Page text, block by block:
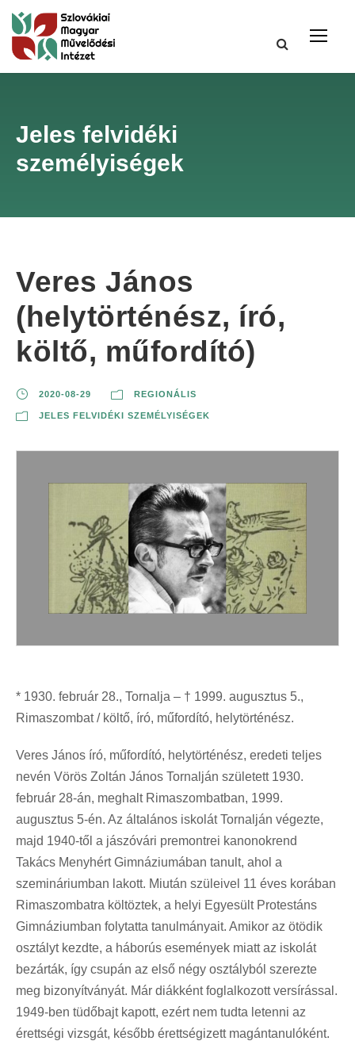
Jeles felvidéki
személyiségek
Veres János
(helytörténész, író,
költő, műfordító)
2020-08-29 REGIONÁLIS
JELES FELVIDÉKI SZEMÉLYISÉGEK
* 1930. február 28., Tornalja – † 1999. augusztus 5.,
Rimaszombat / költő, író, műfordító, helytörténész.
Veres János író, műfordító, helytörténész, eredeti teljes
nevén Vörös Zoltán János Tornalján született 1930.
február 28-án, meghalt Rimaszombatban, 1999.
augusztus 5-én. Az általános iskolát Tornalján végezte,
majd 1940-től a jászóvári premontrei kanonokrend
Takács Menyhért Gimnáziumában tanult, ahol a
szemináriumban lakott. Miután szüleivel 11 éves korában
Rimaszombatra költöztek, a helyi Egyesült Protestáns
Gimnáziumban folytatta tanulmányait. Amikor az ötödik
osztályt kezdte, a háborús események miatt az iskolát
bezárták, így csupán az első négy osztályból szerezte
meg bizonyítványát. Már diákként foglalkozott versírással.
1949-ben tüdőbajt kapott, ezért nem tudta letenni az
érettségi vizsgát, később érettségizett magántanulóként.